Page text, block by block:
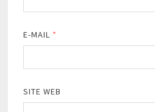
E-MAIL *
SITE WEB